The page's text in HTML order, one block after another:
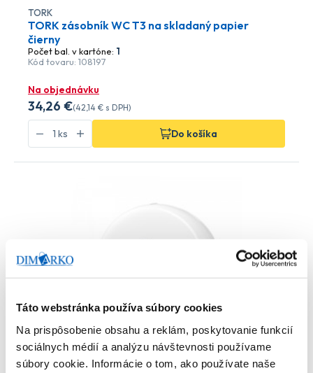
Táto webstránka používa súbory cookies
Na prispôsobenie obsahu a reklám, poskytovanie funkcií
sociálnych médií a analýzu návštevnosti používame
súbory cookie. Informácie o tom, ako používate naše
TORK
TORK zásobník WC T3 na skladaný papier
čierny
Počet bal. v kartóne: 1
Kód tovaru: 108197
Na objednávku
34,26 €(42,14 € s DPH)
Do košíka